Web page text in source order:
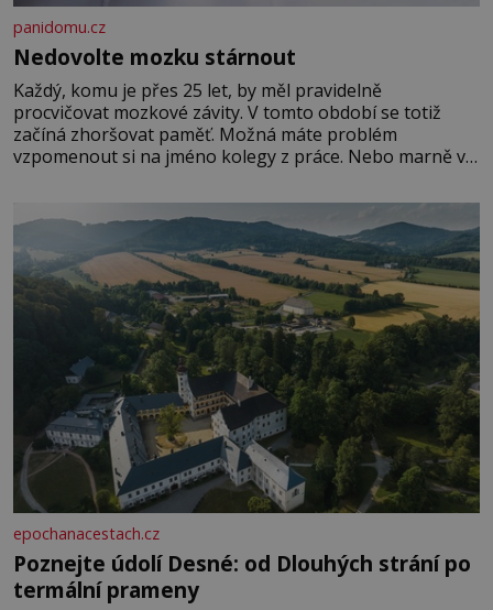
panidomu.cz
Nedovolte mozku stárnout
Každý, komu je přes 25 let, by měl pravidelně
procvičovat mozkové závity. V tomto období se totiž
začíná zhoršovat paměť. Možná máte problém
vzpomenout si na jméno kolegy z práce. Nebo marně v
Je to opravdu tak, s věkem jako kdyby se paměť
rozhodla stávkovat. Cvičte
epochanacestach.cz
Poznejte údolí Desné: od Dlouhých strání po
termální prameny